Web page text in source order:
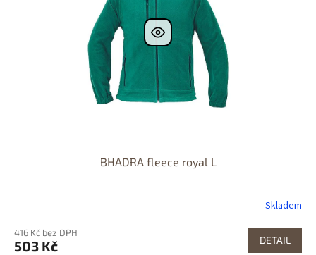
BHADRA fleece royal L
Skladem
416 Kč bez DPH
503 Kč DETAIL